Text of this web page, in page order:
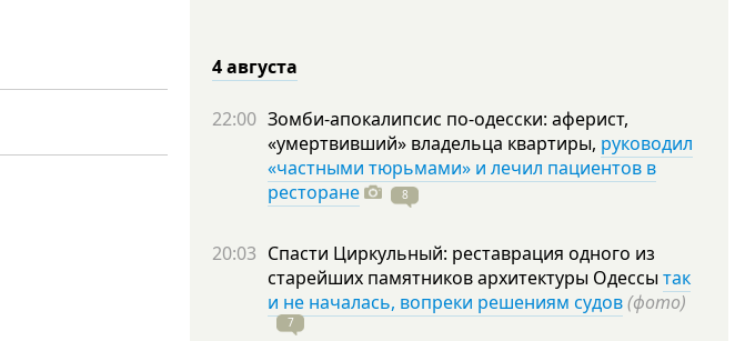
4 августа
22:00 Зомби-апокалипсис по-одесски: аферист,
«умертвивший» владельца квартиры, руководил
«частными тюрьмами» и лечил пациентов в
ресторане
8
20:03 Спасти Циркульный: реставрация одного из
старейших памятников архитектуры Одессы так
и не началась, вопреки решениям судов(фото)
7